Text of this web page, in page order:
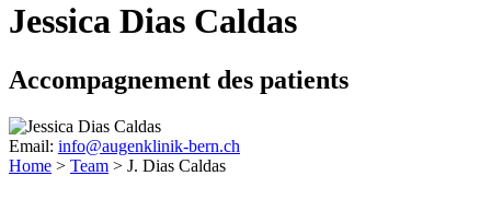
Jessica Dias Caldas
Accompagnement des patients
Email: info@augenklinik-bern.ch
Home > Team > J. Dias Caldas